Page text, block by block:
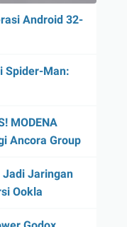
Android 32-
Spider-Man:
MODENA
Ancora Group
Jadi Jaringan
Ookla